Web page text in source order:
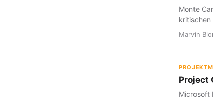
Monte
Marvin
Project
Microsoft